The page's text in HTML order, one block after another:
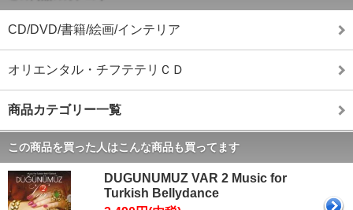
CD/DVD/書籍/絵画/インテリア
オリエンタル・チフテテリＣＤ
商品カテゴリー一覧
この商品を買った人はこんな商品も買ってます
DUGUNUMUZ VAR 2 Music for
Turkish Bellydance